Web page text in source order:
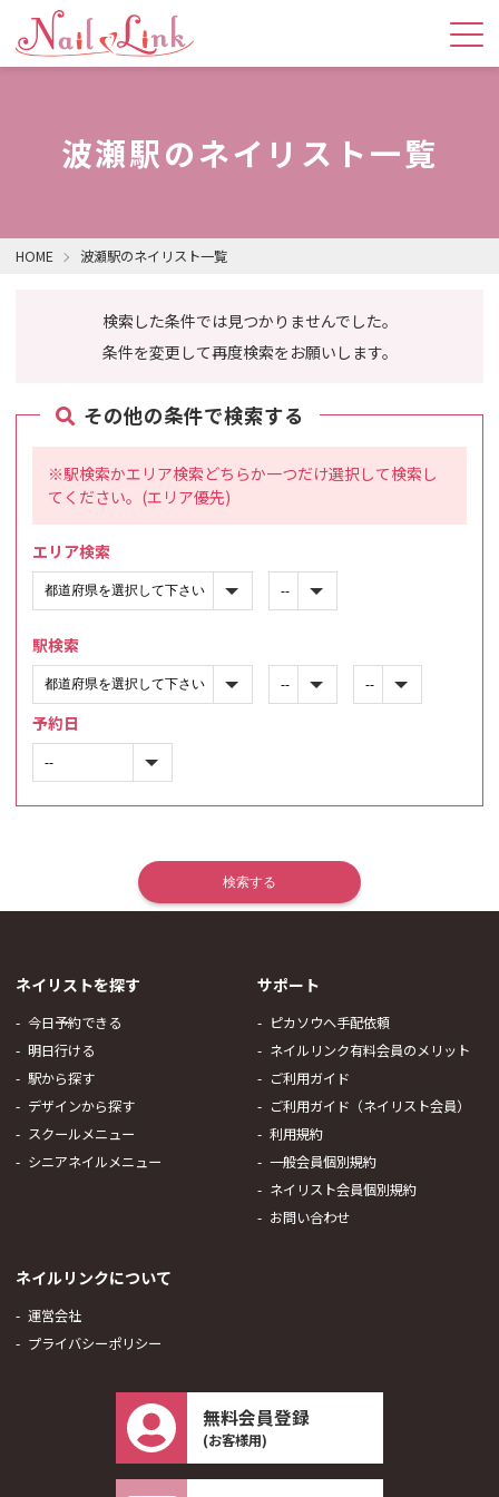
波瀬駅のネイリスト一覧
HOME 波瀬駅のネイリスト一覧
検索した条件では見つかりませんでした。
条件を変更して再度検索をお願いします。
その他の条件で検索する
※駅検索かエリア検索どちらか一つだけ選択して検索し
てください。(エリア優先)
エリア検索
駅検索
予約日
ネイリストを探す
今日予約できる
明日行ける
駅から探す
デザインから探す
スクールメニュー
シニアネイルメニュー
サポート
ピカソウへ手配依頼
ネイルリンク有料会員のメリット
ご利用ガイド
ご利用ガイド（ネイリスト会員）
利用規約
一般会員個別規約
ネイリスト会員個別規約
お問い合わせ
ネイルリンクについて
運営会社
プライバシーポリシー
無料会員登録
(お客様用)